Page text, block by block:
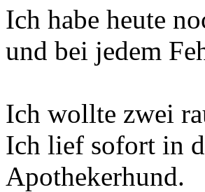
Ich habe heute
und bei jedem
Ich wollte zwei
Ich lief sofort in
Apothekerhund.